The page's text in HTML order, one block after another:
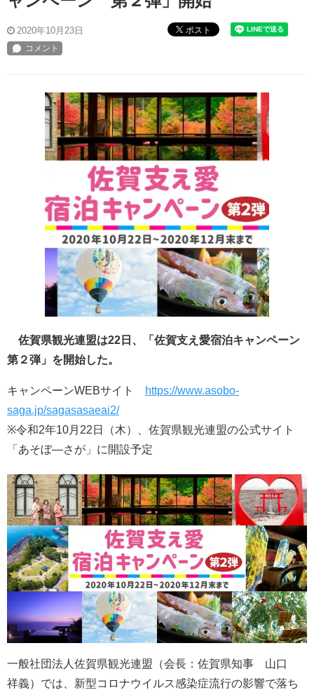
2020年10月23日 ポスト
佐賀県観光連盟は22日、「佐賀支え愛宿泊キャンペーン
第２弾」を開始した。
キャンペーンWEBサイト
https://www.asobo-
saga.jp/sagasasaeai2/
※令和2年10月22日（木）、佐賀県観光連盟の公式サイト
「あそぼ―さが」に開設予定
一般社団法人佐賀県観光連盟（会長：佐賀県知事 山口
祥義）では、新型コロナウイルス感染症流行の影響で落ち